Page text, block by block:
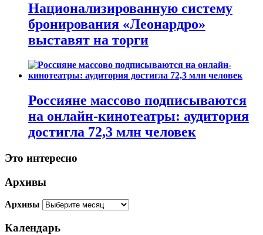
Национализированную систему
бронирования «Леонардро»
выставят на торги
Россияне массово подписываются
на онлайн-кинотеатры: аудитория
достигла 72,3 млн человек
Это интересно
Архивы
Архивы
Календарь